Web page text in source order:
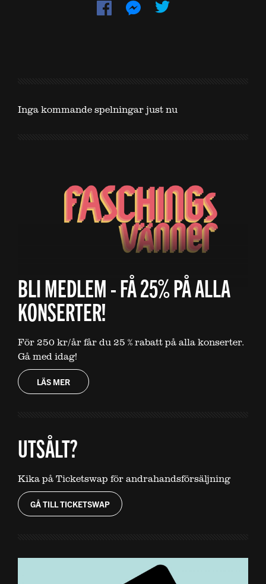
Dela
Dela
Inga kommande spelningar just nu
BLI MEDLEM - FÅ 25% PÅ ALLA
KONSERTER!
För 250 kr/år får du 25 % rabatt på alla konserter.
Gå med idag!
LÄS MER
UTSÅLT?
Kika på Ticketswap för andrahandsförsäljning
GÅ TILL TICKETSWAP